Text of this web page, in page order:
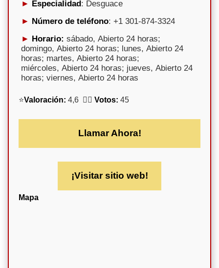
Especialidad: Desguace
Número de teléfono: +1 301-874-3324
Horario: sábado, Abierto 24 horas;
domingo, Abierto 24 horas; lunes, Abierto 24
horas; martes, Abierto 24 horas;
miércoles, Abierto 24 horas; jueves, Abierto 24
horas; viernes, Abierto 24 horas
⭐Valoración: 4,6 🕵️‍♀️ Votos: 45
Llamar Ahora!
¡Visitar sitio web!
Mapa